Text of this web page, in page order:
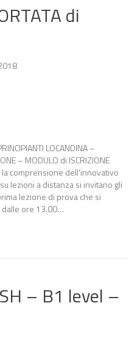
di
LOCANDINA –
– MODULO di ISCRIZIONE
la comprensione dell’innovativo
lezioni a distanza si invitano gli
lezione di prova che si
ore 13.00…
– B1 level –